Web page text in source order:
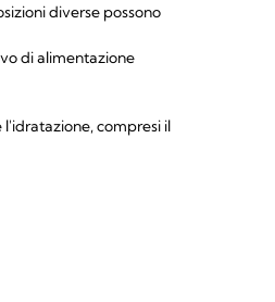
diverse possono
di alimentazione
compresi il